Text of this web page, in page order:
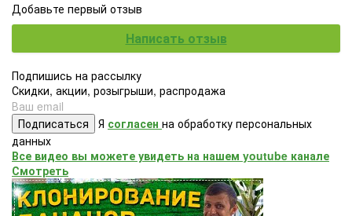
Добавьте первый отзыв
Написать отзыв
Подпишись на рассылку
Скидки, акции, розыгрыши, распродажа
Подписаться Я согласен на обработку персональных
данных
Все видео вы можете увидеть на нашем youtube канале
Смотреть